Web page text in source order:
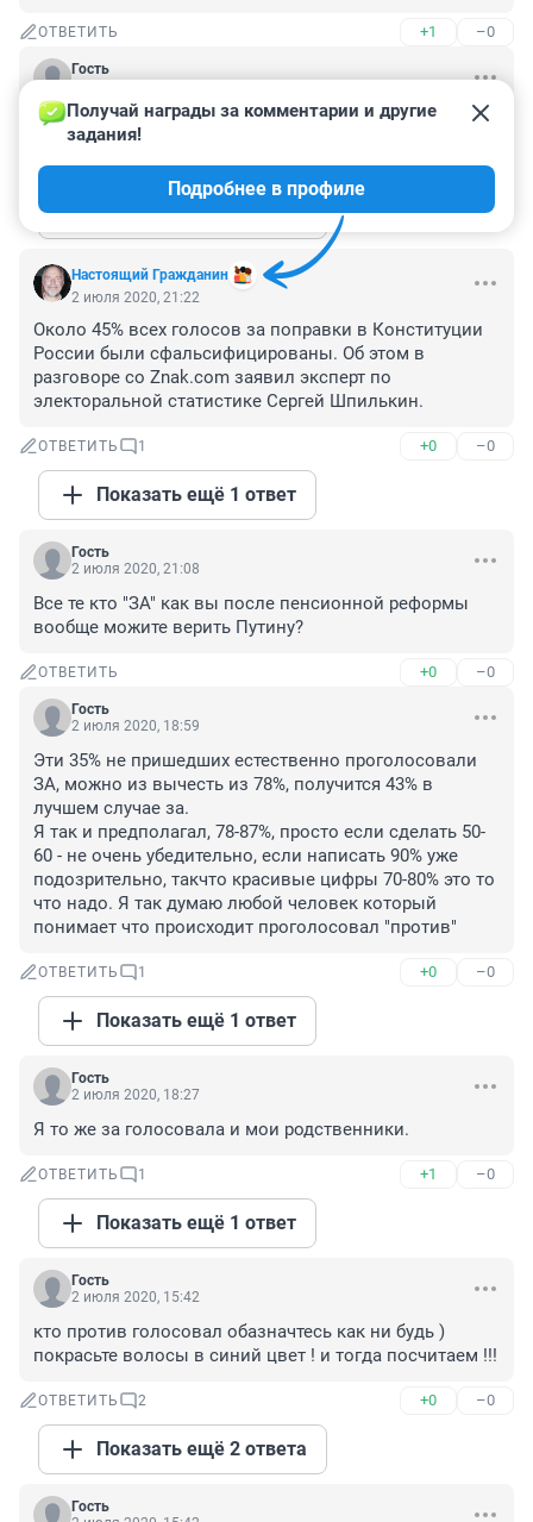
ОТВЕТИТЬ +1 –0
Гость
Вся семья проголосовала за
ОТВЕТИТЬ 2 +0 –0
Показать ещё 2 ответа
Настоящий Гражданин
Получай награды за комментарии и другие
задания!
Подробнее в профиле
2 июля 2020, 21:22
Около 45% всех голосов за поправки в Конституции
России были сфальсифицированы. Об этом в
разговоре со Znak.com заявил эксперт по
электоральной статистике Сергей Шпилькин.
ОТВЕТИТЬ 1 +0 –0
Показать ещё 1 ответ
Гость
2 июля 2020, 21:08
Все те кто "ЗА" как вы после пенсионной реформы
вообще можите верить Путину?
ОТВЕТИТЬ +0 –0
Гость
2 июля 2020, 18:59
Эти 35% не пришедших естественно проголосовали
ЗА, можно из вычесть из 78%, получится 43% в
лучшем случае за.
Я так и предполагал, 78-87%, просто если сделать 50-
60 - не очень убедительно, если написать 90% уже
подозрительно, такчто красивые цифры 70-80% это то
что надо. Я так думаю любой человек который
понимает что происходит проголосовал "против"
ОТВЕТИТЬ 1 +0 –0
Показать ещё 1 ответ
Гость
2 июля 2020, 18:27
Я то же за голосовала и мои родственники.
ОТВЕТИТЬ 1 +1 –0
Показать ещё 1 ответ
Гость
2 июля 2020, 15:42
кто против голосовал обазначтесь как ни будь )
покрасьте волосы в синий цвет ! и тогда посчитаем !!!
ОТВЕТИТЬ 2 +0 –0
Показать ещё 2 ответа
Гость